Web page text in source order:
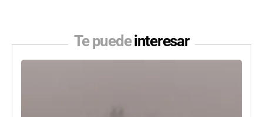
Te puedeinteresar